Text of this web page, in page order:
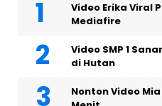
Video Erika Viral
Mediafire
Video SMP 1
di Hutan
Nonton Video